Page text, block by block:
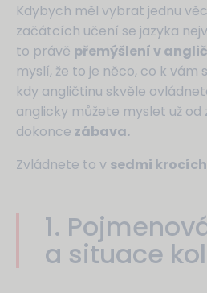
Kdybych měl vybrat jednu
začátcích učení se jazyka
to právě přemýšlení v
myslí, že to je něco, co k vám
kdy angličtinu skvěle
anglicky můžete myslet už
dokonce zábava.
Zvládnete to v sedmi
1.
a situace